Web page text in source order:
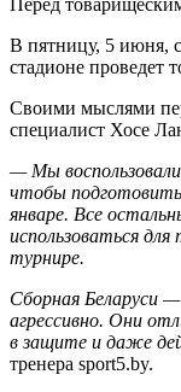
В пятницу, 5 июня,
стадионе проведет
Своими мыслями
специалист Хосе
— Мы
чтобы
январе. Все
использоваться
турнире.
Сборная Беларуси
агрессивно. Они
в защите и даже
тренера sport5.by.